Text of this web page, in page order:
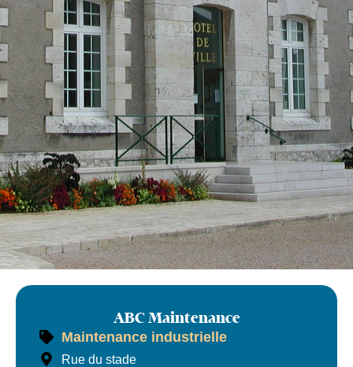
ABC Maintenance
Maintenance industrielle
Rue du stade